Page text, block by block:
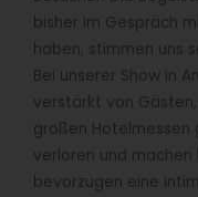
bisher im Gespräch
haben, stimmen uns
Bei unserer Show in
verstärkt von
großen Hotelmessen
verloren und
bevorzugen eine